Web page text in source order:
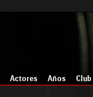
Actores Años Club